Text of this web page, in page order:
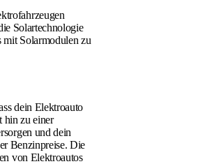
Solartechnologie
mit Solarmodulen zu
dein Elektroauto
hin zu einer
und dein
Benzinpreise. Die
von Elektroautos